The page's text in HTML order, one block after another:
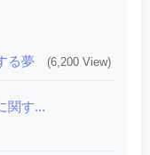
る夢 (6,200 View)
関す...